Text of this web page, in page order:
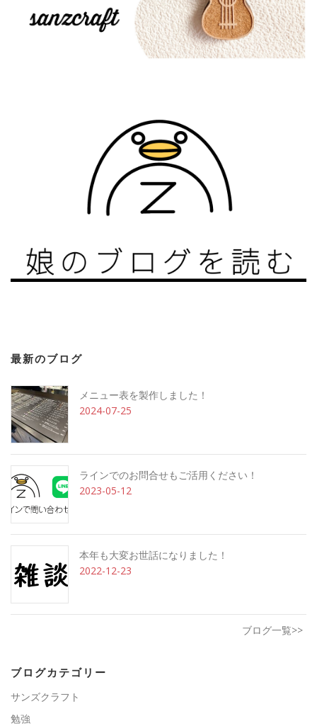
最新のブログ
メニュー表を製作しました！
2024-07-25
ラインでのお問合せもご活用ください！
2023-05-12
本年も大変お世話になりました！
2022-12-23
ブログ一覧>>
ブログカテゴリー
サンズクラフト
勉強